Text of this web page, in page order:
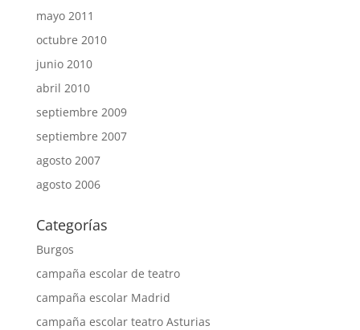
mayo 2011
octubre 2010
junio 2010
abril 2010
septiembre 2009
septiembre 2007
agosto 2007
agosto 2006
Categorías
Burgos
campaña escolar de teatro
campaña escolar Madrid
campaña escolar teatro Asturias